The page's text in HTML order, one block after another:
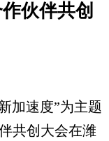
伙伴共创
加速度”为主题
共创大会在潍